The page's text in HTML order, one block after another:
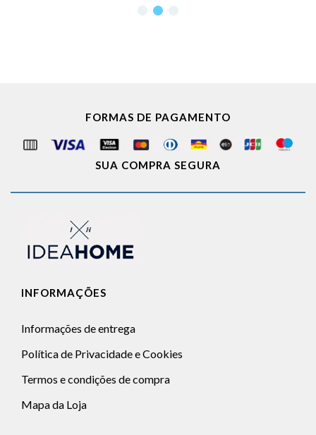
FORMAS DE PAGAMENTO
SUA COMPRA SEGURA
INFORMAÇÕES
Informações de entrega
Política de Privacidade e Cookies
Termos e condições de compra
Mapa da Loja